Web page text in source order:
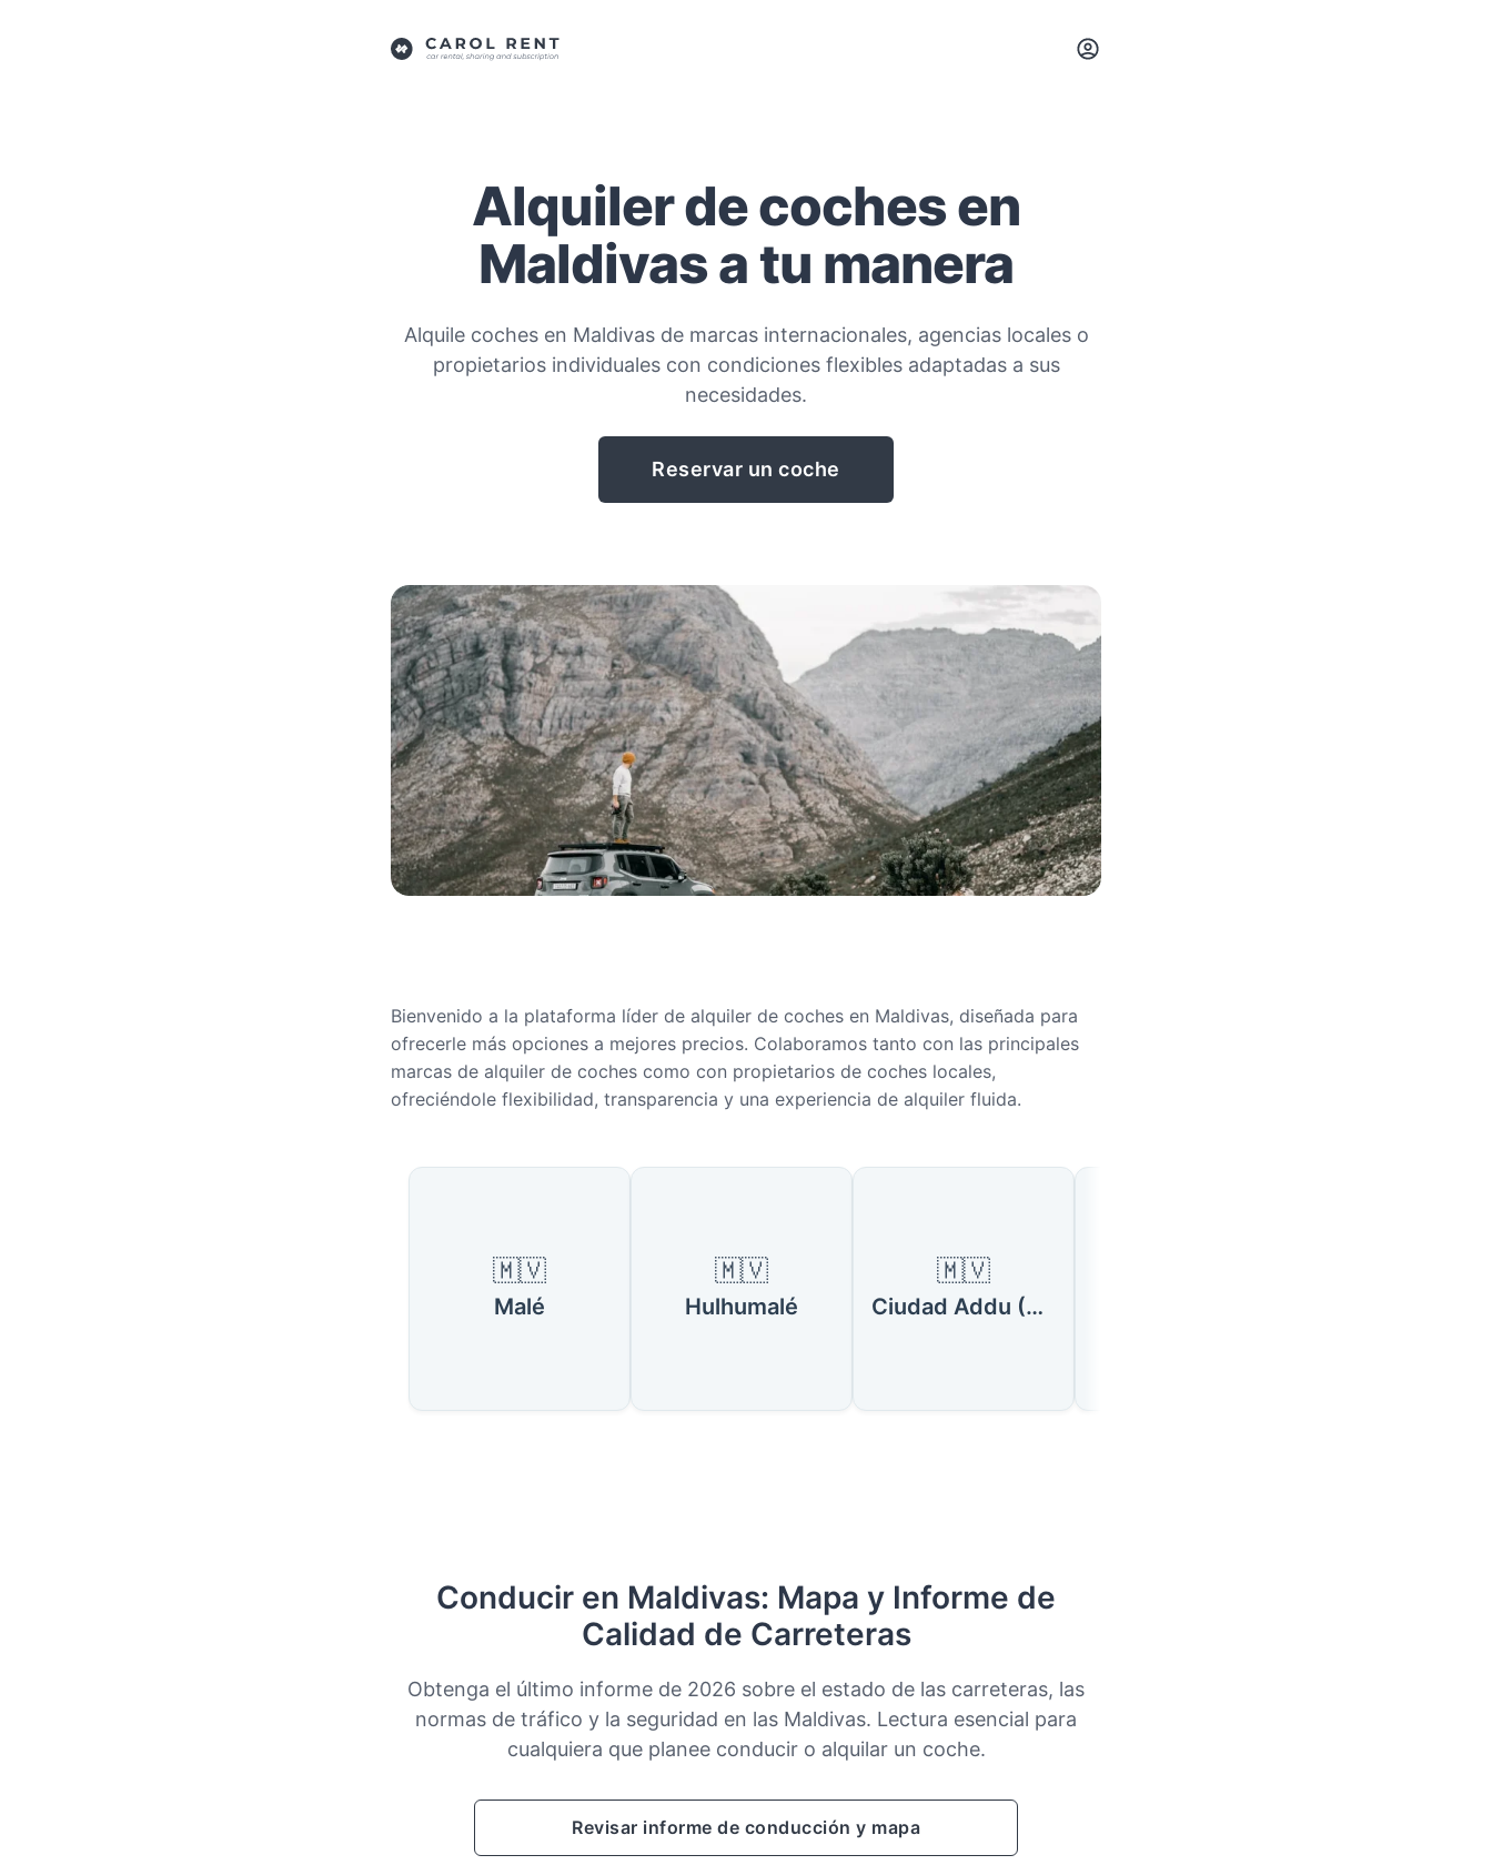
Alquiler de coches en
Maldivas a tu manera
Alquile coches en Maldivas de marcas internacionales, agencias locales o
propietarios individuales con condiciones flexibles adaptadas a sus
necesidades.
Reservar un coche
Bienvenido a la plataforma líder de alquiler de coches en Maldivas, diseñada para
ofrecerle más opciones a mejores precios. Colaboramos tanto con las principales
marcas de alquiler de coches como con propietarios de coches locales,
ofreciéndole flexibilidad, transparencia y una experiencia de alquiler fluida.
Ciudades Populares en Maldivas
🇲🇻
Malé
🇲🇻
Hulhumalé
🇲🇻
Ciudad Addu (Atolón de Seenu)
Conducir en Maldivas: Mapa y Informe de
Calidad de Carreteras
Obtenga el último informe de 2026 sobre el estado de las carreteras, las
normas de tráfico y la seguridad en las Maldivas. Lectura esencial para
cualquiera que planee conducir o alquilar un coche.
Revisar informe de conducción y mapa